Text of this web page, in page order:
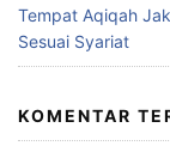
Tempat Aqiqah
Sesuai Syariat
KOMENTAR